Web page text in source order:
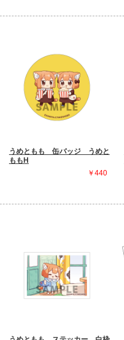
うめともも 缶バッジ うめと
ももH
￥440